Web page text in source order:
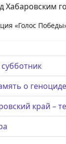
«Голос
о
край –